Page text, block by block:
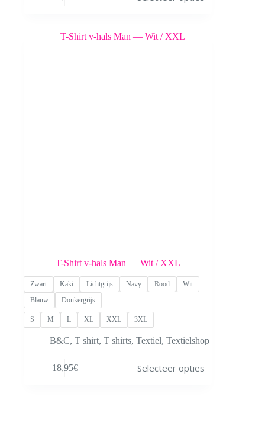
T-Shirt v-hals Man — Wit / XXL
Zwart Kaki Lichtgrijs Navy Rood
Wit
Blauw
Donkergrijs
S M L XL XXL 3XL
B&C,T shirt,T shirts,Textiel,Textielshop
18,95€ Selecteer opties